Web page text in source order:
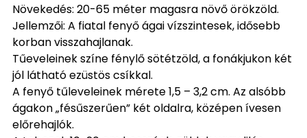
Növekedés: 20-65 méter magasra növő örökzöld.
Jellemzői: A fiatal fenyő ágai vízszintesek, idősebb
korban visszahajlanak.
Tűeveleinek színe fénylő sötétzöld, a fonákjukon két
jól látható ezüstös csíkkal.
A fenyő tűleveleinek mérete 1,5 – 3,2 cm. Az alsóbb
ágakon „fésűszerűen” két oldalra, középen ívesen
előrehajlók.